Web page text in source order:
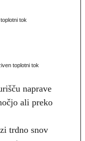
tok
toplotni tok
naprave
ali preko
trdno snov